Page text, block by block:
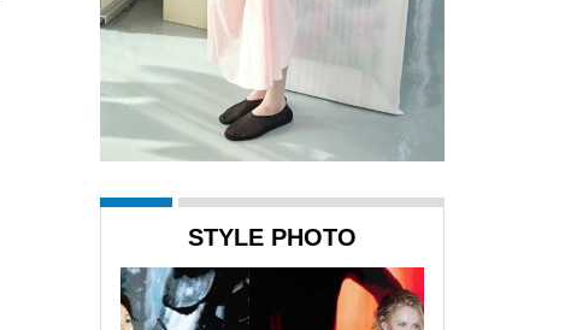
STYLE PHOTO